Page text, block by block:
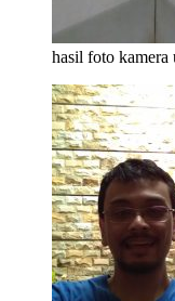
hasil foto